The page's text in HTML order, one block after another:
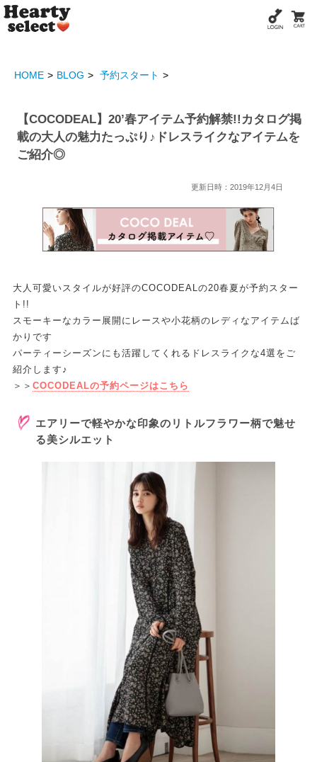
HOME BLOG 予約スタート
【COCODEAL】20’春アイテム予約解禁!!カタログ掲
載の大人の魅力たっぷり♪ドレスライクなアイテムを
ご紹介◎
更新日時：2019年12月4日
大人可愛いスタイルが好評のCOCODEALの20春夏が予約スター
ト!!
スモーキーなカラー展開にレースや小花柄のレディなアイテムば
かりです
パーティーシーズンにも活躍してくれるドレスライクな4選をご
紹介します♪
＞＞ COCODEALの予約ページはこちら
エアリーで軽やかな印象のリトルフラワー柄で魅せ
る美シルエット